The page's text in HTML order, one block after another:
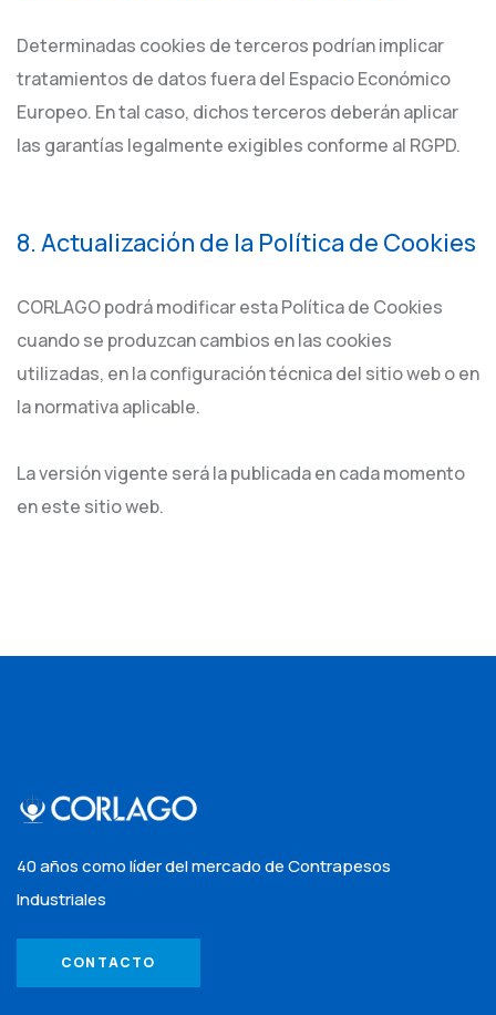
Determinadas cookies de terceros podrían implicar
tratamientos de datos fuera del Espacio Económico
Europeo. En tal caso, dichos terceros deberán aplicar
las garantías legalmente exigibles conforme al RGPD.
8. Actualización de la Política de Cookies
CORLAGO podrá modificar esta Política de Cookies
cuando se produzcan cambios en las cookies
utilizadas, en la configuración técnica del sitio web o en
la normativa aplicable.
La versión vigente será la publicada en cada momento
en este sitio web.
40 años como líder del mercado de Contrapesos
Industriales
CONTACTO